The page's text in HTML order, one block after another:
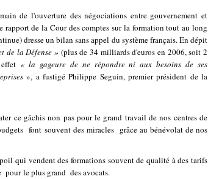
de l'ouverture des négociations entre gouvernement et
rapport de la Cour des comptes sur la formation tout au long
dresse un bilan sans appel du système français. En dépit
de la Défense » (plus de 34 milliards d'euros en 2006, soit 2
« la gageure de ne répondre ni aux besoins de ses
», a fustigé Philippe Seguin, premier président de la
ce gâchis non pas pour le grand travail de nos centres de
font souvent des miracles grâce au bénévolat de nos
qui vendent des formations souvent de qualité à des tarifs
pour le plus grand des avocats.